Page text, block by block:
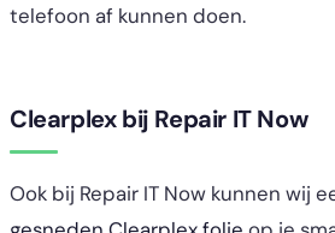
telefoon af kunnen doen.
Clearplex bij Repair IT Now
Ook bij Repair IT Now kunnen wij